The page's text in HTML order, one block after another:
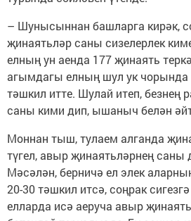
– Шунысыннан башларга кирәк,
җинаятьләр саны сизелерлек
елның ун аенда 177 җинаять
агымдагы елның шул ук
тәшкил итте. Шулай итеп, безнең
саны кими дип, ышаныч белән
Моннан тыш, тулаем алганда
түгел, авыр җинаятьләрнең саны
Мәсәлән, берничә ел элек
20-30 тәшкил итсә, соңрак
елларда исә аеруча авыр